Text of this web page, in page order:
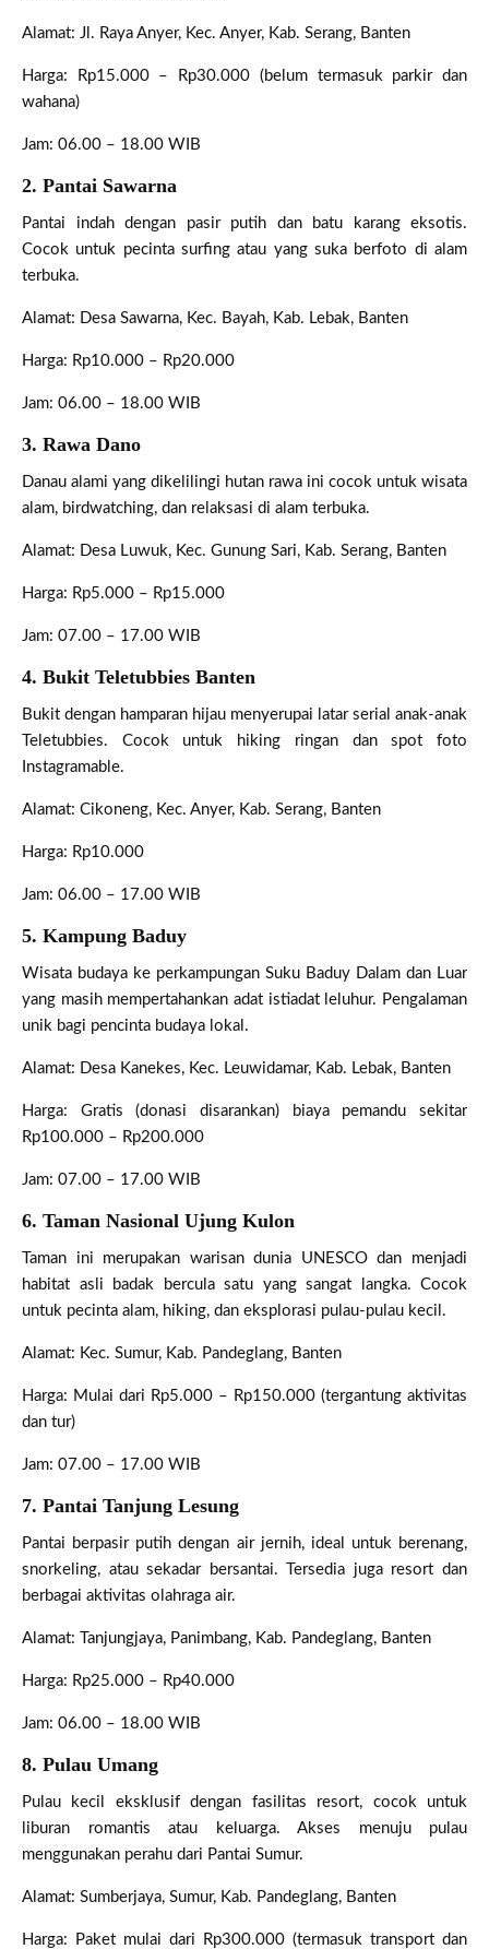
Alamat: Jl. Raya Anyer, Kec. Anyer, Kab. Serang, Banten
Harga: Rp15.000 – Rp30.000 (belum termasuk parkir dan
wahana)
Jam: 06.00 – 18.00 WIB
2. Pantai Sawarna
Pantai indah dengan pasir putih dan batu karang eksotis.
Cocok untuk pecinta surfing atau yang suka berfoto di alam
terbuka.
Alamat: Desa Sawarna, Kec. Bayah, Kab. Lebak, Banten
Harga: Rp10.000 – Rp20.000
Jam: 06.00 – 18.00 WIB
3. Rawa Dano
Danau alami yang dikelilingi hutan rawa ini cocok untuk wisata
alam, birdwatching, dan relaksasi di alam terbuka.
Alamat: Desa Luwuk, Kec. Gunung Sari, Kab. Serang, Banten
Harga: Rp5.000 – Rp15.000
Jam: 07.00 – 17.00 WIB
4. Bukit Teletubbies Banten
Bukit dengan hamparan hijau menyerupai latar serial anak-anak
Teletubbies. Cocok untuk hiking ringan dan spot foto
Instagramable.
Alamat: Cikoneng, Kec. Anyer, Kab. Serang, Banten
Harga: Rp10.000
Jam: 06.00 – 17.00 WIB
5. Kampung Baduy
Wisata budaya ke perkampungan Suku Baduy Dalam dan Luar
yang masih mempertahankan adat istiadat leluhur. Pengalaman
unik bagi pencinta budaya lokal.
Alamat: Desa Kanekes, Kec. Leuwidamar, Kab. Lebak, Banten
Harga: Gratis (donasi disarankan) biaya pemandu sekitar
Rp100.000 – Rp200.000
Jam: 07.00 – 17.00 WIB
6. Taman Nasional Ujung Kulon
Taman ini merupakan warisan dunia UNESCO dan menjadi
habitat asli badak bercula satu yang sangat langka. Cocok
untuk pecinta alam, hiking, dan eksplorasi pulau-pulau kecil.
Alamat: Kec. Sumur, Kab. Pandeglang, Banten
Harga: Mulai dari Rp5.000 – Rp150.000 (tergantung aktivitas
dan tur)
Jam: 07.00 – 17.00 WIB
7. Pantai Tanjung Lesung
Pantai berpasir putih dengan air jernih, ideal untuk berenang,
snorkeling, atau sekadar bersantai. Tersedia juga resort dan
berbagai aktivitas olahraga air.
Alamat: Tanjungjaya, Panimbang, Kab. Pandeglang, Banten
Harga: Rp25.000 – Rp40.000
Jam: 06.00 – 18.00 WIB
8. Pulau Umang
Pulau kecil eksklusif dengan fasilitas resort, cocok untuk
liburan romantis atau keluarga. Akses menuju pulau
menggunakan perahu dari Pantai Sumur.
Alamat: Sumberjaya, Sumur, Kab. Pandeglang, Banten
Harga: Paket mulai dari Rp300.000 (termasuk transport dan